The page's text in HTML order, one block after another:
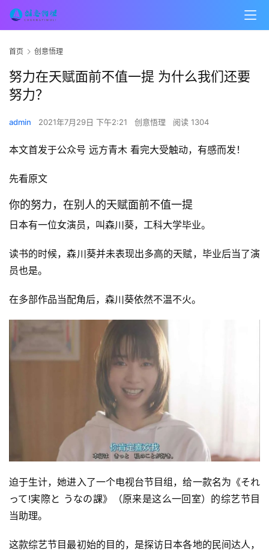
首
首页 创意悟理
努力在天赋面前不值一提 为什么我们还要
努力？
admin 2021年7月29日 下午2:21 创意悟理 阅读 1304
本文首发于公众号 远方青木 看完大受触动，有感而发！
先看原文
你的努力，在别人的天赋面前不值一提
日本有一位女演员，叫森川葵，工科大学毕业。
读书的时候，森川葵并未表现出多高的天赋，毕业后当了演
员也是。
在多部作品当配角后，森川葵依然不温不火。
迫于生计，她进入了一个电视台节目组，给一款名为《それ
って!実際と うなの課》（原来是这么一回室）的综艺节目
当助理。
这款综艺节目最初始的目的，是探访日本各地的民间达人，